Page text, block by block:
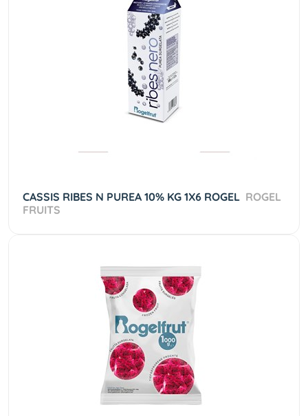
CASSIS RIBES N PUREA 10% KG 1X6 ROGEL ROGEL
FRUITS